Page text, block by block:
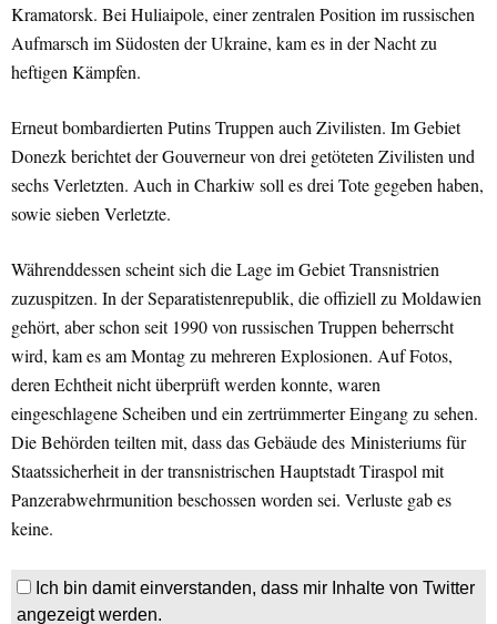
Kramatorsk. Bei Huliaipole, einer zentralen Position im russischen
Aufmarsch im Südosten der Ukraine, kam es in der Nacht zu
heftigen Kämpfen.
Erneut bombardierten Putins Truppen auch Zivilisten. Im Gebiet
Donezk berichtet der Gouverneur von drei getöteten Zivilisten und
sechs Verletzten. Auch in Charkiw soll es drei Tote gegeben haben,
sowie sieben Verletzte.
Währenddessen scheint sich die Lage im Gebiet Transnistrien
zuzuspitzen. In der Separatistenrepublik, die offiziell zu Moldawien
gehört, aber schon seit 1990 von russischen Truppen beherrscht
wird, kam es am Montag zu mehreren Explosionen. Auf Fotos,
deren Echtheit nicht überprüft werden konnte, waren
eingeschlagene Scheiben und ein zertrümmerter Eingang zu sehen.
Die Behörden teilten mit, dass das Gebäude des Ministeriums für
Staatssicherheit in der transnistrischen Hauptstadt Tiraspol mit
Panzerabwehrmunition beschossen worden sei. Verluste gab es
keine.
Ich bin damit einverstanden, dass mir Inhalte von Twitter
angezeigt werden.